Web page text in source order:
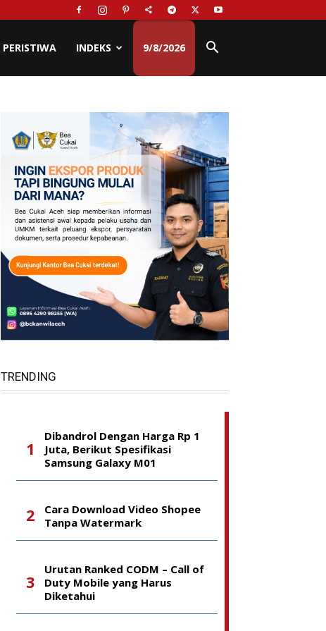
PERISTIWA INDEKS 9/8/2026
TRENDING
Dibandrol Dengan Harga Rp 1
Juta, Berikut Spesifikasi
Samsung Galaxy M01
Cara Download Video Shopee
Tanpa Watermark
Urutan Ranked CODM – Call of
Duty Mobile yang Harus
Diketahui